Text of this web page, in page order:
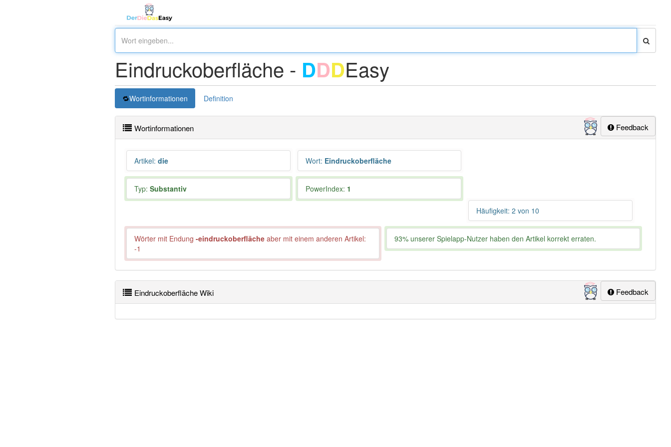
Eindruckoberfläche - DDDEasy
Wortinformationen Definition
Feedback
Wortinformationen
Artikel: die Wort: Eindruckoberfläche
Typ: Substantiv PowerIndex: 1
Häufigkeit: 2 von 10
Wörter mit Endung -eindruckoberfläche aber mit einem anderen Artikel:
-1
93% unserer Spielapp-Nutzer haben den Artikel korrekt erraten.
Feedback
Eindruckoberfläche Wiki